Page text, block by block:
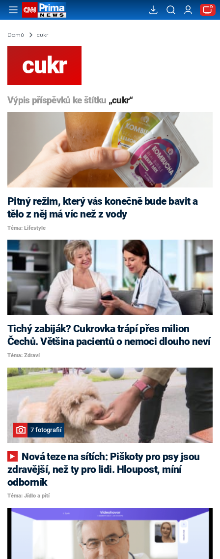
Domů cukr
cukr
Výpis příspěvků ke štítku „cukr“
Pitný režim, který vás konečně bude bavit a
tělo z něj má víc než z vody
Téma: Lifestyle
Tichý zabiják? Cukrovka trápí přes milion
Čechů. Většina pacientů o nemoci dlouho neví
Téma: Zdraví
7 fotografií
zdravější, než ty pro lidi. Hloupost, míní
odborník
Téma: Jídlo a pití